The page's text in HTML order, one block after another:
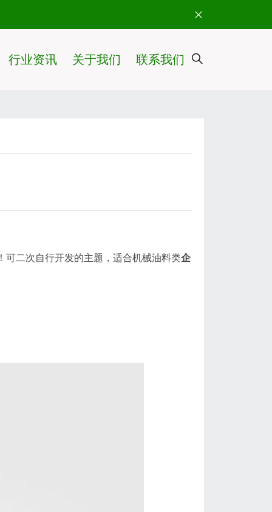
行业资讯 关于我们 联系我们
可二次自行开发的主题，适合机械油料类企